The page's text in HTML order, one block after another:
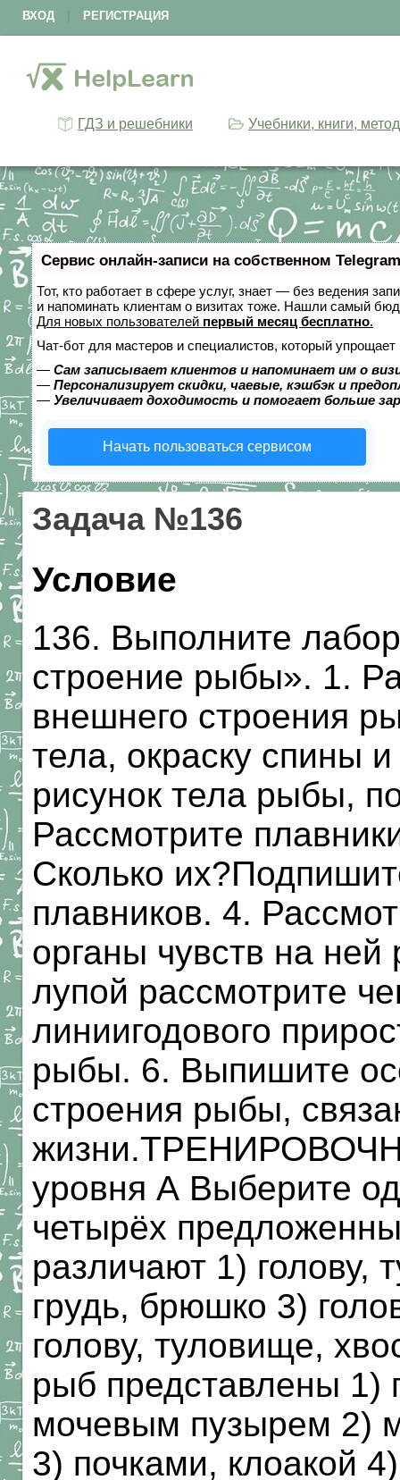
ВХОД РЕГИСТРАЦИЯ
ГДЗ и решебники Учебники, книги,
Сервис онлайн-записи на собственном
Тот, кто работает в сфере услуг, знает — без ведения
и напоминать клиентам о визитах тоже. Нашли самый
Для новых пользователей первый месяц бесплатно.
Чат-бот для мастеров и специалистов, который упрощает
— Сам записывает клиентов и напоминает им о
— Персонализирует скидки, чаевые, кэшбэк и
— Увеличивает доходимость и помогает больше
Начать пользоваться сервисом
Задача №136
Условие
136. Выполните
строение рыбы». 1.
внешнего строения
тела, окраску спины
рисунок тела рыбы,
Рассмотрите
Сколько
плавников. 4.
органы чувств на
лупой рассмотрите
линиигодового
рыбы. 6. Выпишите
строения рыбы,
уровня А Выберите
четырёх
различают 1) голову,
грудь, брюшко 3)
голову, туловище,
рыб представлены 1)
мочевым пузырем 2)
3) почками, клоакой